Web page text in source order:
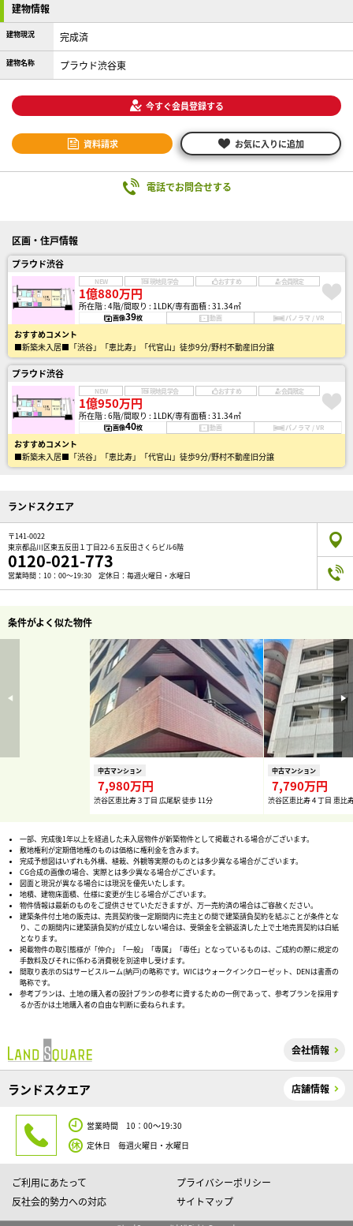
建物情報
建物現況 完成済
建物名称 プラウド渋谷東
今すぐ会員登録する
資料請求 お気に入りに追加
電話でお問合せする
区画・住戸情報
プラウド渋谷
NEW 現地見学会 おすすめ 会員限定
1億880万円
所在階 : 4階 間取り : 1LDK 専有面積 : 31.34㎡
画像39枚 動画 パノラマ / VR
おすすめコメント
■新築未入居■「渋谷」「恵比寿」「代官山」徒歩9分/野村不動産旧分譲
プラウド渋谷
NEW 現地見学会 おすすめ 会員限定
1億950万円
所在階 : 6階 間取り : 1LDK 専有面積 : 31.34㎡
画像40枚 動画 パノラマ / VR
おすすめコメント
■新築未入居■「渋谷」「恵比寿」「代官山」徒歩9分/野村不動産旧分譲
ランドスクエア
〒141-0022
東京都品川区東五反田１丁目22-6 五反田さくらビル6階
0120-021-773
営業時間：10：00～19:30 定休日：毎週火曜日・水曜日
条件がよく似た物件
中古マンション
7,980万円
渋谷区恵比寿３丁目 広尾駅 徒歩 11分
中古マンション
7,790万円
渋谷区恵比寿４丁目 恵比
一部、完成後1年以上を経過した未入居物件が新築物件として掲載される場合がございます。
敷地権利が定期借地権のものは価格に権利金を含みます。
完成予想図はいずれも外構、植栽、外観等実際のものとは多少異なる場合がございます。
CG合成の画像の場合、実際とは多少異なる場合がございます。
図面と現況が異なる場合には現況を優先いたします。
地積、建物床面積、仕様に変更が生じる場合がございます。
物件情報は最新のものをご提供させていただきますが、万一売約済の場合はご容赦ください。
建築条件付土地の販売は、売買契約後一定期間内に売主との間で建築請負契約を結ぶことが条件とな
り、この期間内に建築請負契約が成立しない場合は、受領金を全額返済した上で土地売買契約は白紙
となります。
掲載物件の取引態様が「仲介」「一般」「専属」「専任」となっているものは、ご成約の際に規定の
手数料及びそれに係わる消費税を別途申し受けます。
間取り表示のSはサービスルーム(納戸)の略称です。WICはウォークインクローゼット、DENは書斎の
略称です。
参考プランは、土地の購入者の設計プランの参考に資するための一例であって、参考プランを採用す
るか否かは土地購入者の自由な判断に委ねられます。
会社情報
ランドスクエア 店舗情報
営業時間 10：00～19:30
定休日 毎週火曜日・水曜日
ご利用にあたって
プライバシーポリシー
反社会的勢力への対応
サイトマップ